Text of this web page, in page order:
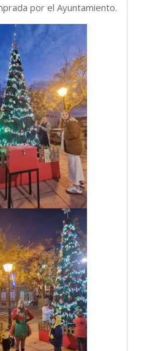
por el Ayuntamiento.